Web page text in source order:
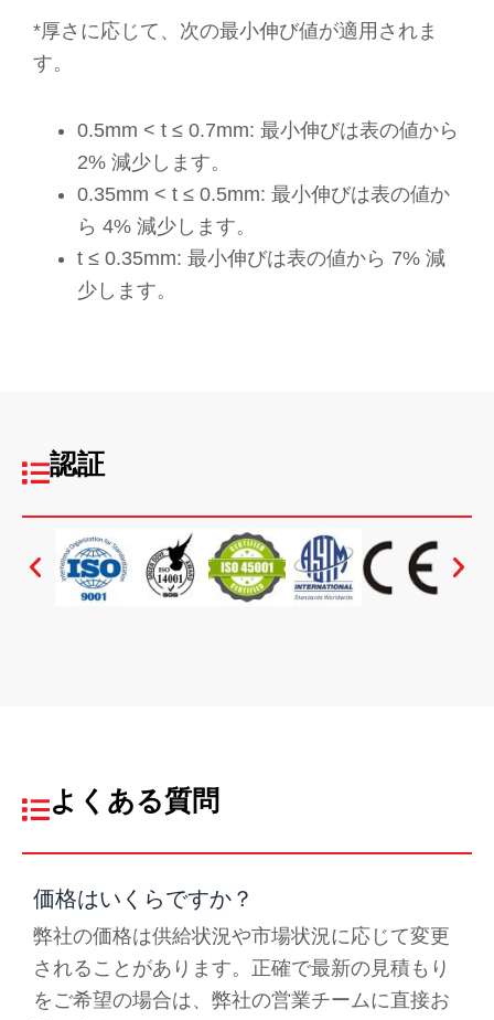
*厚さに応じて、次の最小伸び値が適用されま
す。
0.5mm < t ≤ 0.7mm: 最小伸びは表の値から
2% 減少します。
0.35mm < t ≤ 0.5mm: 最小伸びは表の値か
ら 4% 減少します。
t ≤ 0.35mm: 最小伸びは表の値から 7% 減
少します。
認証
よくある質問
価格はいくらですか？
弊社の価格は供給状況や市場状況に応じて変更
されることがあります。正確で最新の見積もり
をご希望の場合は、弊社の営業チームに直接お